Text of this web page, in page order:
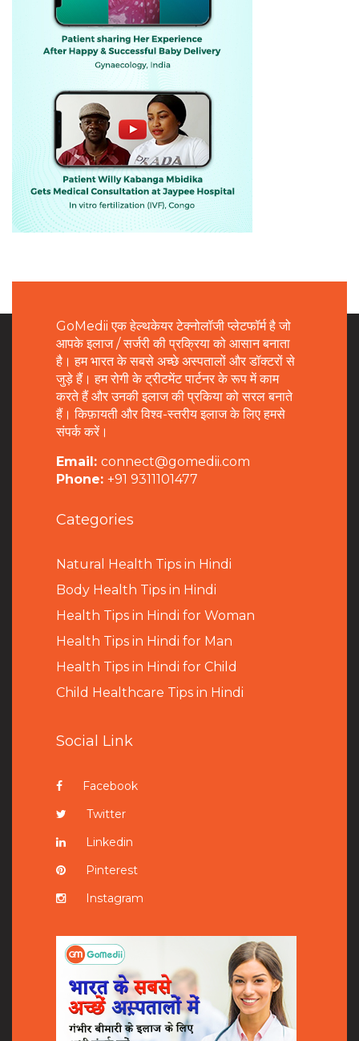
GoMedii एक हेल्थकेयर टेक्नोलॉजी प्लेटफॉर्म है जो
आपके इलाज / सर्जरी की प्रक्रिया को आसान बनाता
है। हम भारत के सबसे अच्छे अस्पतालों और डॉक्टरों से
जुड़े हैं। हम रोगी के ट्रीटमेंट पार्टनर के रूप में काम
करते हैं और उनकी इलाज की प्रकिया को सरल बनाते
हैं। किफ़ायती और विश्व-स्तरीय इलाज के लिए हमसे
संपर्क करें।
Email: connect@gomedii.com
Phone: +91 9311101477
Categories
Natural Health Tips in Hindi
Body Health Tips in Hindi
Health Tips in Hindi for Woman
Health Tips in Hindi for Man
Health Tips in Hindi for Child
Child Healthcare Tips in Hindi
Social Link
Facebook
Twitter
Linkedin
Pinterest
Instagram